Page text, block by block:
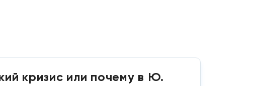
кризис или почему в Ю.